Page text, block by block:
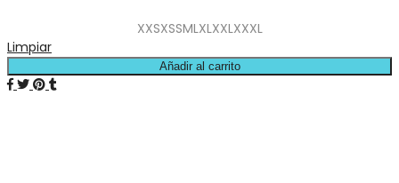
XXSXSSMLXLXXLXXXL
Limpiar
Añadir al carrito